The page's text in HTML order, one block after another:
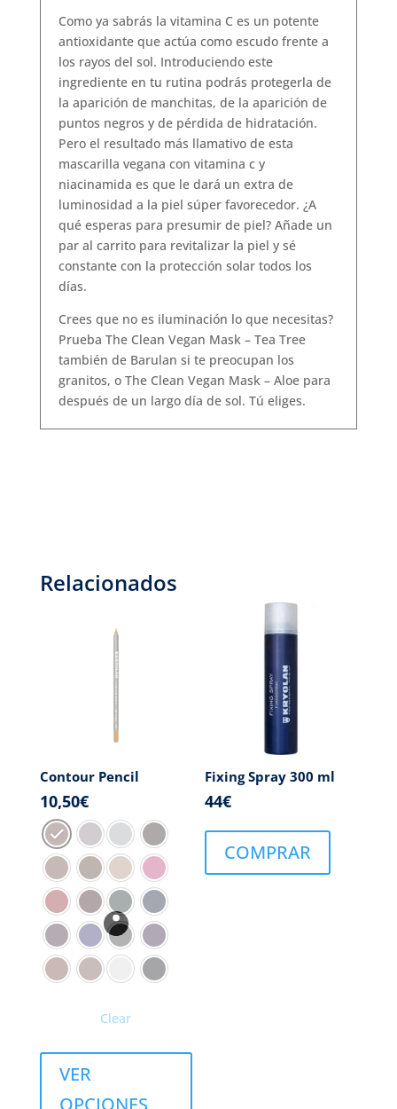
Como ya sabrás la vitamina C es un potente
antioxidante que actúa como escudo frente a
los rayos del sol. Introduciendo este
ingrediente en tu rutina podrás protegerla de
la aparición de manchitas, de la aparición de
puntos negros y de pérdida de hidratación.
Pero el resultado más llamativo de esta
mascarilla vegana con vitamina c y
niacinamida es que le dará un extra de
luminosidad a la piel súper favorecedor. ¿A
qué esperas para presumir de piel? Añade un
par al carrito para revitalizar la piel y sé
constante con la protección solar todos los
días.
Crees que no es iluminación lo que necesitas?
Prueba The Clean Vegan Mask – Tea Tree
también de Barulan si te preocupan los
granitos, o The Clean Vegan Mask – Aloe para
después de un largo día de sol. Tú eliges.
Relacionados
Contour Pencil
10,50€
Clear
VER
Fixing Spray 300 ml
44€
COMPRAR